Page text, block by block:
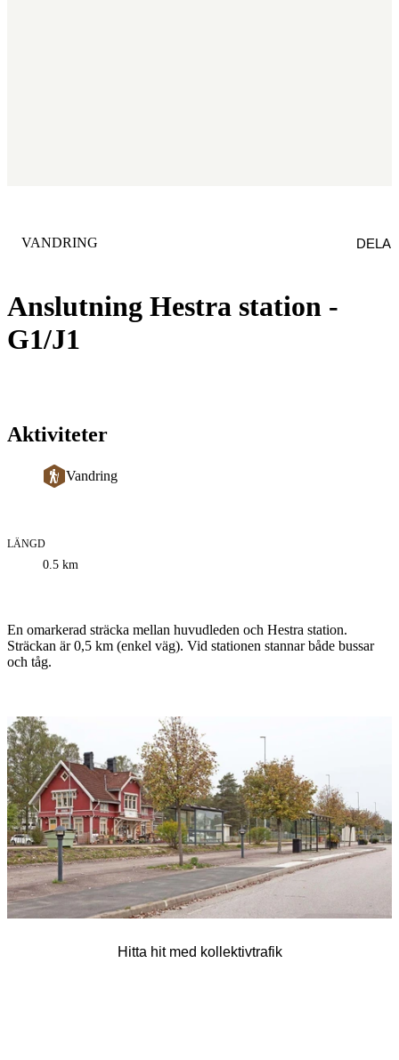
Anslutning Hestra station -
G1/J1
KATEGORI:
VANDRING DELA
Aktiviteter
Vandring
Information
LÄNGD
0.5 km
En omarkerad sträcka mellan huvudleden och Hestra station.
Sträckan är 0,5 km (enkel väg). Vid stationen stannar både bussar
och tåg.
Bildspel
med
bilder
Hitta hit med kollektivtrafik